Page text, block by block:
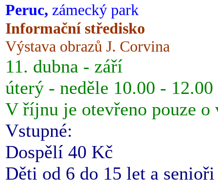
Peruc, zámecký park
Informační středisko
Výstava obrazů J. Corvina
11. dubna - září
úterý - neděle 10.00 -
V říjnu je otevřeno pouze o
Vstupné:
Dospělí 40 Kč
Děti od 6 do 15 let a